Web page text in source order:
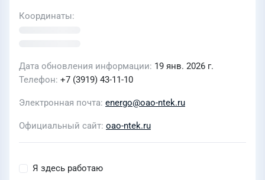
Координаты
Дата обновления информации 19 янв. 2026 г.
Телефон +7 (3919) 43-11-10
Электронная почта energo@oao-ntek.ru
Официальный сайт oao-ntek.ru
Я здесь работаю